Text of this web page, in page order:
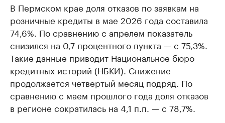
В Пермском крае доля отказов по заявкам на
розничные кредиты в мае 2026 года составила
74,6%. По сравнению с апрелем показатель
снизился на 0,7 процентного пункта — с 75,3%.
Такие данные приводит Национальное бюро
кредитных историй (НБКИ). Снижение
продолжается четвертый месяц подряд. По
сравнению с маем прошлого года доля отказов
в регионе сократилась на 4,1 п.п. — с 78,7%.